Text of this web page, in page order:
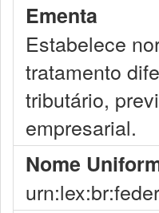
Ementa
Estabelece
tratamento
tributário,
empresarial.
Nome